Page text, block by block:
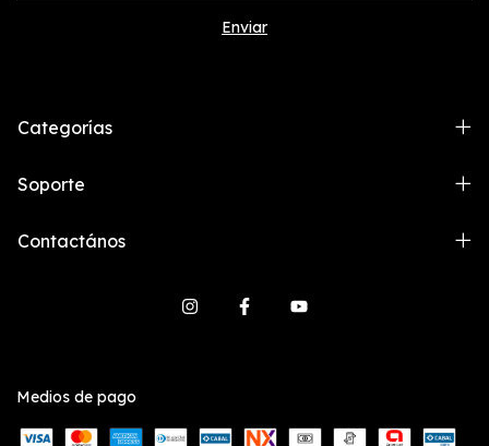
Categorías
Soporte
Contactános
Medios de pago